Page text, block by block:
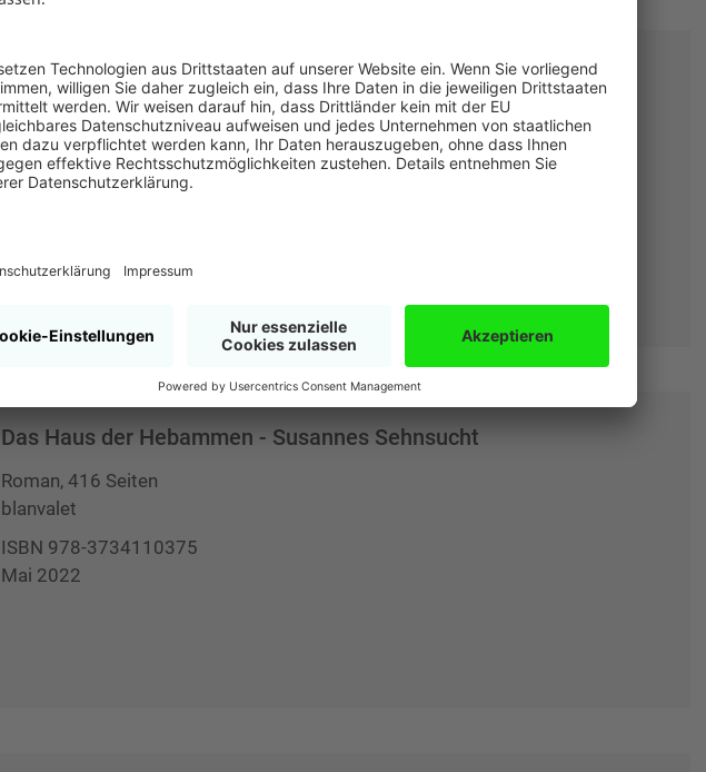
Das Haus der Hebammen - Carolas Chance
Roman, 400 Seiten
blanvalet
ISBN 978-3734110382
Das Haus der Hebammen - Susannes Sehnsucht
Roman, 416 Seiten
blanvalet
ISBN 978-3734110375
Mai 2022